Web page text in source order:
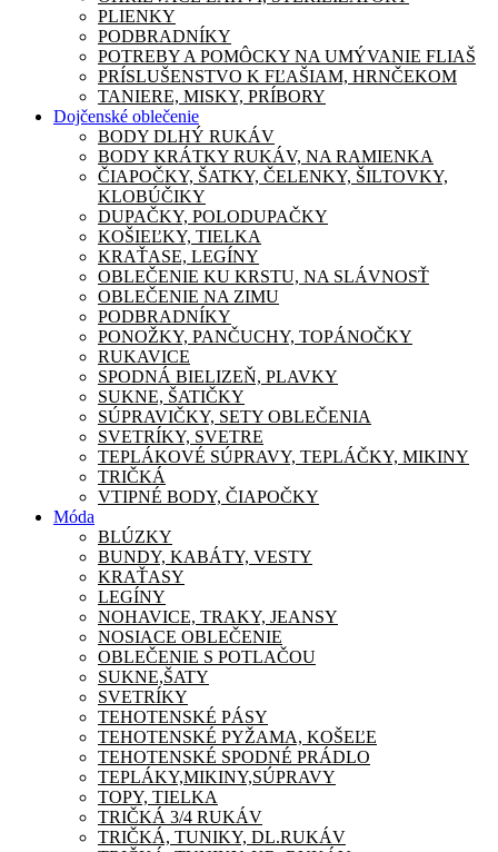
PLIENKY
PODBRADNÍKY
POTREBY A POMÔCKY NA UMÝVANIE FLIAŠ
PRÍSLUŠENSTVO K FĽAŠIAM, HRNČEKOM
TANIERE, MISKY, PRÍBORY
Dojčenské oblečenie
BODY DLHÝ RUKÁV
BODY KRÁTKY RUKÁV, NA RAMIENKA
ČIAPOČKY, ŠATKY, ČELENKY, ŠILTOVKY,
KLOBÚČIKY
DUPAČKY, POLODUPAČKY
KOŠIEĽKY, TIELKA
KRAŤASE, LEGÍNY
OBLEČENIE KU KRSTU, NA SLÁVNOSŤ
OBLEČENIE NA ZIMU
PODBRADNÍKY
PONOŽKY, PANČUCHY, TOPÁNOČKY
RUKAVICE
SPODNÁ BIELIZEŇ, PLAVKY
SUKNE, ŠATIČKY
SÚPRAVIČKY, SETY OBLEČENIA
SVETRÍKY, SVETRE
TEPLÁKOVÉ SÚPRAVY, TEPLÁČKY, MIKINY
TRIČKÁ
VTIPNÉ BODY, ČIAPOČKY
Móda
BLÚZKY
BUNDY, KABÁTY, VESTY
KRAŤASY
LEGÍNY
NOHAVICE, TRAKY, JEANSY
NOSIACE OBLEČENIE
OBLEČENIE S POTLAČOU
SUKNE,ŠATY
SVETRÍKY
TEHOTENSKÉ PÁSY
TEHOTENSKÉ PYŽAMA, KOŠEĽE
TEHOTENSKÉ SPODNÉ PRÁDLO
TEPLÁKY,MIKINY,SÚPRAVY
TOPY, TIELKA
TRIČKÁ 3/4 RUKÁV
TRIČKÁ, TUNIKY, DL.RUKÁV